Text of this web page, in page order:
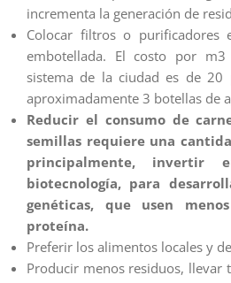
incrementa la generación de
Colocar filtros o purificadores
embotellada. El costo por
sistema de la ciudad es de 20
aproximadamente 3 botellas de
Reducir el consumo de
semillas requiere una
principalmente, invertir
biotecnología, para
genéticas, que usen
proteína.
Preferir los alimentos locales y
Producir menos residuos, llevar